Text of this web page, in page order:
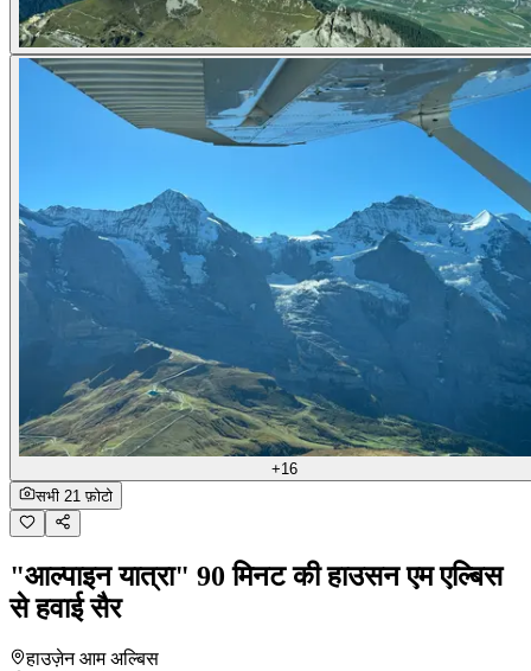
+16
सभी 21 फ़ोटो
"आल्पाइन यात्रा" 90 मिनट की हाउसन एम एल्बिस
से हवाई सैर
हाउज़ेन आम अल्बिस